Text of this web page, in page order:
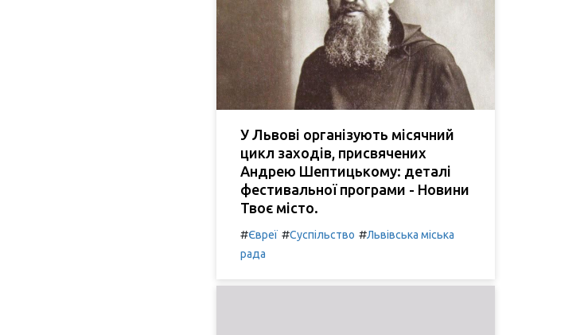
У Львові організують місячний
цикл заходів, присвячених
Андрею Шептицькому: деталі
фестивальної програми - Новини
Твоє місто.
#Євреї #Суспільство #Львівська міська
рада